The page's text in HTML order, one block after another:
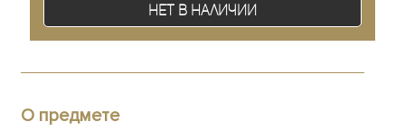
Нет в наличии
О предмете